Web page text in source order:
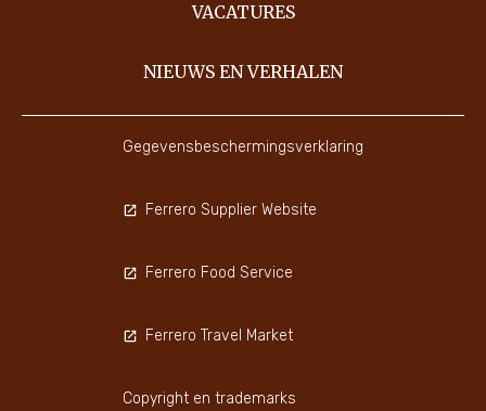
VACATURES
NIEUWS EN VERHALEN
Gegevensbeschermingsverklaring
Ferrero Supplier Website
Ferrero Food Service
Ferrero Travel Market
Copyright en trademarks